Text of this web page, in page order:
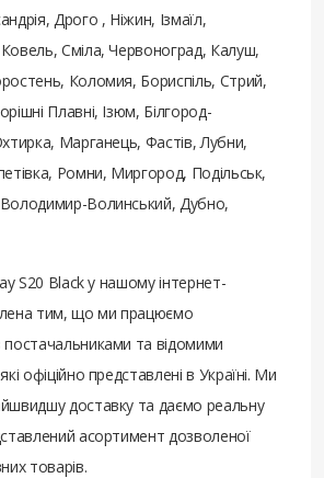
Дрого , Ніжин, Ізмаїл,
Сміла, Червоноград, Калуш,
Коломия, Бориспіль, Стрий,
Плавні, Ізюм, Білгород-
Марганець, Фастів, Лубни,
Ромни, Миргород, Подільськ,
Волинський, Дубно,
S20 Black у нашому інтернет-
​​тим, що ми працюємо
та відомими
офіційно представлені в Україні. Ми
доставку та даємо реальну
асортимент дозволеної
товарів.